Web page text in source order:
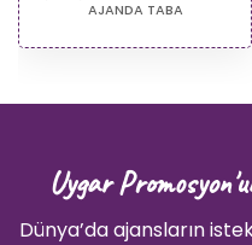
AJANDA TABA
Uygar
Dünya’da ajansların